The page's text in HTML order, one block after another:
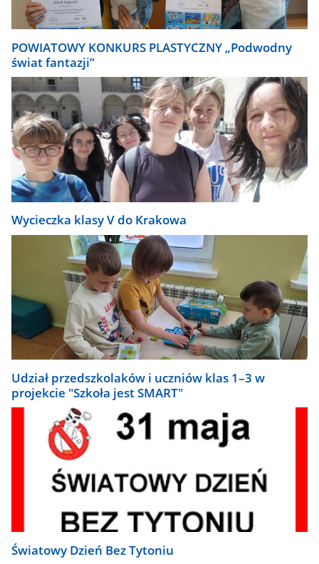
POWIATOWY KONKURS PLASTYCZNY „Podwodny
świat fantazji”
Wycieczka klasy V do Krakowa
Udział przedszkolaków i uczniów klas 1–3 w
projekcie "Szkoła jest SMART"
Światowy Dzień Bez Tytoniu